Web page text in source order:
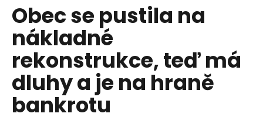
Obec se pustila na
nákladné
rekonstrukce, teď má
dluhy a je na hraně
bankrotu